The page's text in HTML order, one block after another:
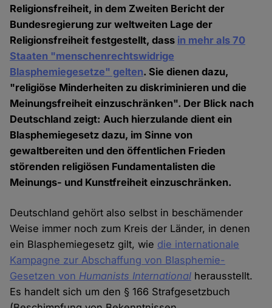
Religionsfreiheit, in dem Zweiten Bericht der
Bundesregierung zur weltweiten Lage der
Religionsfreiheit festgestellt, dass in mehr als 70
Staaten "menschenrechtswidrige
Blasphemiegesetze" gelten. Sie dienen dazu,
"religiöse Minderheiten zu diskriminieren und die
Meinungsfreiheit einzuschränken". Der Blick nach
Deutschland zeigt: Auch hierzulande dient ein
Blasphemiegesetz dazu, im Sinne von
gewaltbereiten und den öffentlichen Frieden
störenden religiösen Fundamentalisten die
Meinungs- und Kunstfreiheit einzuschränken.
Deutschland gehört also selbst in beschämender
Weise immer noch zum Kreis der Länder, in denen
ein Blasphemiegesetz gilt, wie die internationale
Kampagne zur Abschaffung von Blasphemie-
Gesetzen von Humanists International herausstellt.
Es handelt sich um den § 166 Strafgesetzbuch